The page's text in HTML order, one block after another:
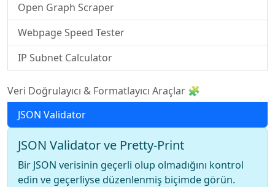
Open Graph Scraper
Webpage Speed Tester
IP Subnet Calculator
Veri Doğrulayıcı & Formatlayıcı Araçlar 🧩
JSON Validator
JSON Validator ve Pretty-Print
Bir JSON verisinin geçerli olup olmadığını kontrol
edin ve geçerliyse düzenlenmiş biçimde görün.